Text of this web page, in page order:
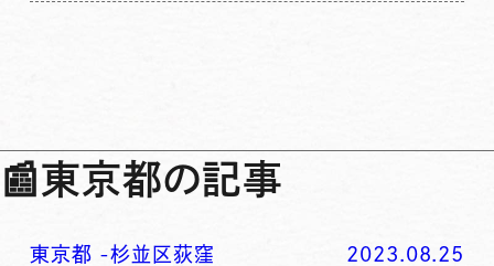
📰東京都の記事
東京都 -杉並区荻窪 2023.08.25